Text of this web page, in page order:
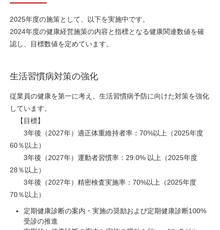
2025年度の施策として、以下を実施中です。
2024年度の健康経営施策の内容と指標となる健康関連数値を確
認し、目標数値を定めています。
生活習慣病対策の強化
従業員の健康を第一に考え、生活習慣病予防に向けた対策を強化
しています。
【目標】
3年後（2027年）適正体重維持者率：70%以上（2025年度
60％以上）
3年後（2027年）運動者習慣率：29.0% 以上（2025年度
28％以上）
3年後（2027年）精密検査実施率：70%以上（2025年度
70％以上）
定期健康診断の案内・実施の奨励および定期健康診断100%
受診の推進